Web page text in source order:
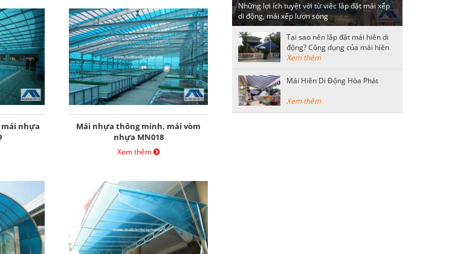
nhựa
Mái nhựa thông minh, mái vòm
nhựa MN018
Xem thêm
Những lợi ích tuyệt vời từ việc lắp đặt mái xếp
di động, mái xếp lượn sóng
Tại sao nên lắp đặt mái hiên di
động? Công dụng của mái hiên
di động
Xem thêm
Mái Hiên Di Động Hòa Phát
Xem thêm